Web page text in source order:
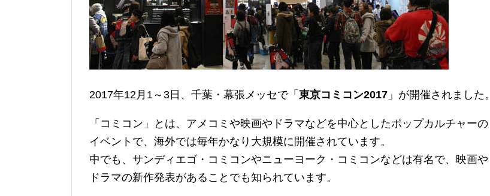
2017年12月1～3日、千葉・幕張メッセで「 東京コミコン2017 」が開催されました。
「コミコン」とは、アメコミや映画やドラマなどを中心としたポップカルチャーの
イベントで、海外では毎年かなり大規模に開催されています。
中でも、サンディエゴ・コミコンやニューヨーク・コミコンなどは有名で、映画や
ドラマの新作発表があることでも知られています。